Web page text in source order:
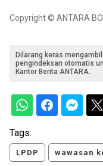
Copyright © ANTARA
Dilarang keras
pengindeksan otomatis
Kantor Berita ANTARA.
Tags:
LPDP wawasan